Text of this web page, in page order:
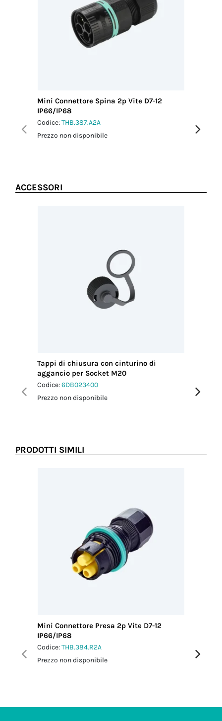
Filettatura/Coppia
di fissaggio
1.5 Nm
Mini Connettore Spina 2p Vite D7-12
IP66/IP68
Codice:THB.387.A2A
Prezzo non disponibile
Prezzo
ACCESSORI
Tappi di chiusura con cinturino di
aggancio per Socket M20
Codice:6DB023400
Prezzo non disponibile
Prezzo
PRODOTTI SIMILI
Mini Connettore Presa 2p Vite D7-12
IP66/IP68
Codice:THB.384.R2A
Prezzo non disponibile
Prezzo